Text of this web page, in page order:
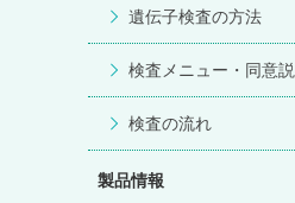
遺伝子検査の方法
検査メニュー・同意
検査の流れ
製品情報